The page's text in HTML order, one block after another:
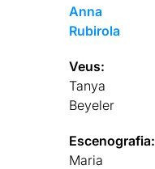
Anna
Rubirola
Veus:
Tanya
Beyeler
Escenografia:
Maria